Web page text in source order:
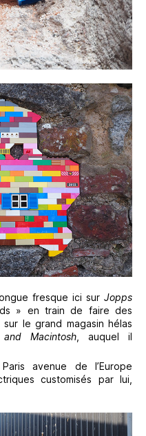
fresque ici sur Jopps
» en train de faire des
le grand magasin hélas
and Macintosh, auquel il
avenue de l’Europe
customisés par lui,